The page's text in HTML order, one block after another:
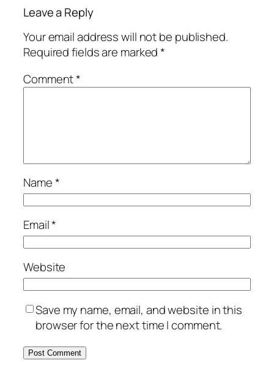
Leave a Reply
Your email address will not be published.
Required fields are marked*
Comment*
Name*
Email*
Website
Save my name, email, and website in this
browser for the next time I comment.